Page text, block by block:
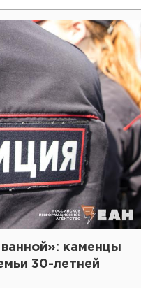
каменцы
30-летней